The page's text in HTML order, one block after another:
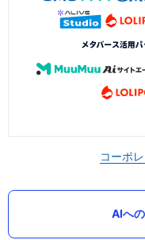
コーポ
AIへ